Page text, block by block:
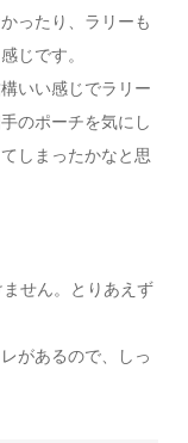
ったり、ラリーも
じです。
いい感じでラリー
のポーチを気にし
しまったかなと思
せん。とりあえず
があるので、しっ